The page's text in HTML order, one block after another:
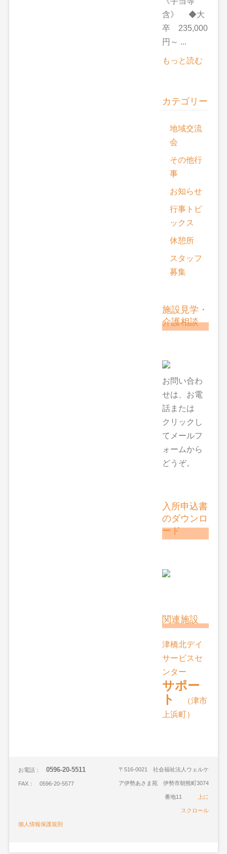
含》 ◆大
卒 235,000
円～ ...
もっと読む
カテゴリー
地域交流
会
その他行
事
お知らせ
行事トピ
ックス
休憩所
スタッフ
募集
施設見学・
介護相談
お問い合わ
せは、お電
話または
クリックし
てメールフ
ォームから
どうぞ。
入所申込書
のダウンロ
ード
関連施設
津橋北デイ
サービスセ
ンター
サポー
ト
（津市
上浜町）
お電話：0596-20-5511
FAX： 0596-20-5577
〒516-0021 社会福祉法人ウェルケ
ア伊勢あさま苑 伊勢市朝熊町3074
番地11 上に
スクロール
個人情報保護規則